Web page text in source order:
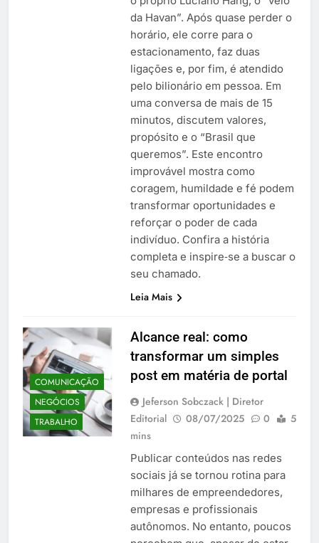
da Havan”. Após quase perder o
horário, ele corre para o
estacionamento, faz duas
ligações e, por fim, é atendido
pelo bilionário em pessoa. Em
uma conversa de mais de 15
minutos, discutem valores,
propósito e o “Brasil que
queremos”. Este encontro
improvável mostra como
coragem, humildade e fé podem
transformar oportunidades e
reforçar o poder de cada
indivíduo. Confira a história
completa e inspire‑se a buscar o
seu chamado.
Leia Mais
COMUNICAÇÃO
NEGÓCIOS
TRABALHO
Alcance real: como
transformar um simples
post em matéria de portal
Jeferson Sobczack | Diretor
Editorial
08/07/2025 0
5
mins
Publicar conteúdos nas redes
sociais já se tornou rotina para
milhares de empreendedores,
empresas e profissionais
autônomos. No entanto, poucos